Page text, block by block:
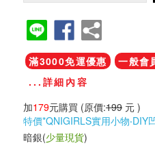
滿3000免運優惠
一般會
...詳細內容
加179元購買 (原價:199 元 )
特價*QNIGIRLS實用小物‧DIY
暗銀(少量現貨)